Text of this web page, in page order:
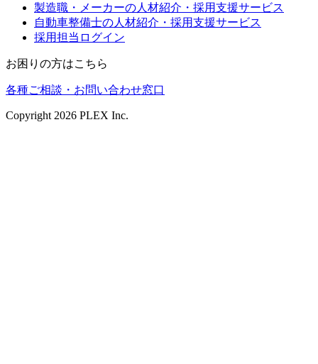
製造職・メーカーの人材紹介・採用支援サービス
自動車整備士の人材紹介・採用支援サービス
採用担当ログイン
お困りの方はこちら
各種ご相談・お問い合わせ窓口
Copyright 2026 PLEX Inc.